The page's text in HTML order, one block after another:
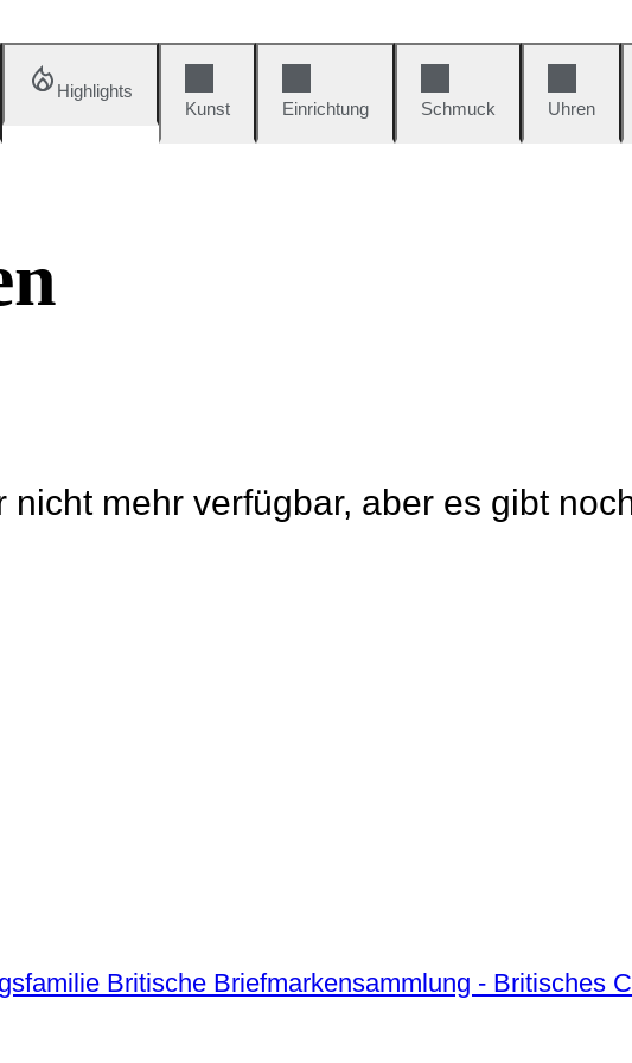
Highlights
Kunst
Einrichtung Schmuck Uhren
nicht mehr verfügbar, aber es gibt
Königsfamilie Britische Briefmarkensammlung -